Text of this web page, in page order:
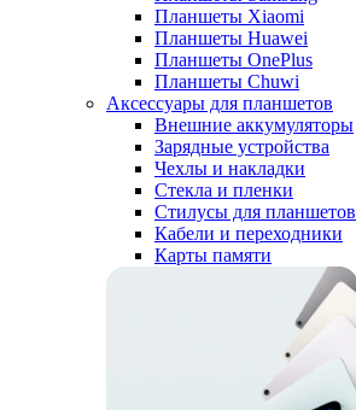
Планшеты Xiaomi
Планшеты Huawei
Планшеты OnePlus
Планшеты Chuwi
Аксессуары для планшетов
Внешние аккумуляторы
Зарядные устройства
Чехлы и накладки
Стекла и пленки
Стилусы для планшетов
Кабели и переходники
Карты памяти